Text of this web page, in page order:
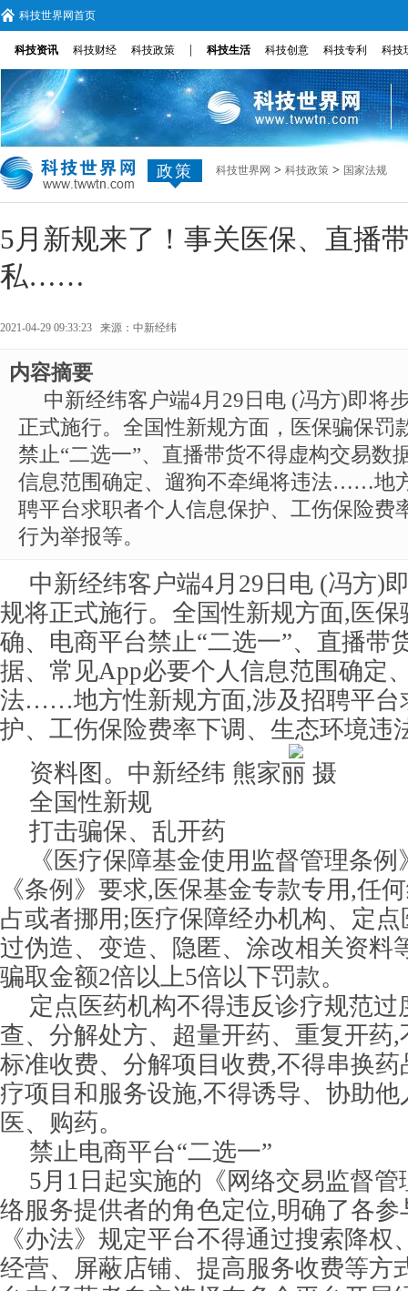
科技世界网首页
科技资讯 科技财经 科技政策 科技生活 科技创意 科技专利 科技
政策 科技世界网 > 科技政策 > 国家法规
5月新规来了！事关医保、直播
私……
2021-04-29 09:33:23 来源： 中新经纬
内容摘要
中新经纬客户端4月29日电 (冯方)即将
正式施行。全国性新规方面，医保骗保罚
禁止“二选一”、直播带货不得虚构交易数
信息范围确定、遛狗不牵绳将违法……地
聘平台求职者个人信息保护、工伤保险费
行为举报等。
中新经纬客户端4月29日电 (冯方)
规将正式施行。全国性新规方面,医
确、电商平台禁止“二选一”、直播带
据、常见App必要个人信息范围确定
法……地方性新规方面,涉及招聘平台
护、工伤保险费率下调、生态环境违
资料图。中新经纬 熊家丽 摄
全国性新规
打击骗保、乱开药
《医疗保障基金使用监督管理条
《条例》要求,医保基金专款专用,任
占或者挪用;医疗保障经办机构、定
过伪造、变造、隐匿、涂改相关资料
骗取金额2倍以上5倍以下罚款。
定点医药机构不得违反诊疗规范过
查、分解处方、超量开药、重复开药
标准收费、分解项目收费,不得串换
疗项目和服务设施,不得诱导、协助
医、购药。
禁止电商平台“二选一”
5月1日起实施的《网络交易监督
络服务提供者的角色定位,明确了各
《办法》规定平台不得通过搜索降权
经营、屏蔽店铺、提高服务收费等方